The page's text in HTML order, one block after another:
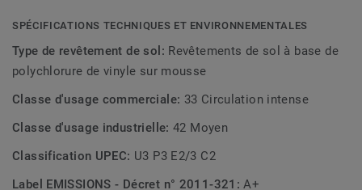
SPÉCIFICATIONS TECHNIQUES ET ENVIRONNEMENTALES
Type de revêtement de sol: Revêtements de sol à base de
polychlorure de vinyle sur mousse
Classe d'usage commerciale: 33 Circulation intense
Classe d'usage industrielle:42 Moyen
Classification UPEC: U3 P3 E2/3 C2
Label EMISSIONS - Décret n° 2011-321:A+